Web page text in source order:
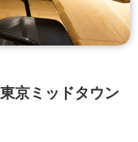
京ミッドタウン